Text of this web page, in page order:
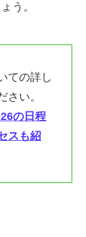
う。
ての詳し
さい。
の日程
スも紹